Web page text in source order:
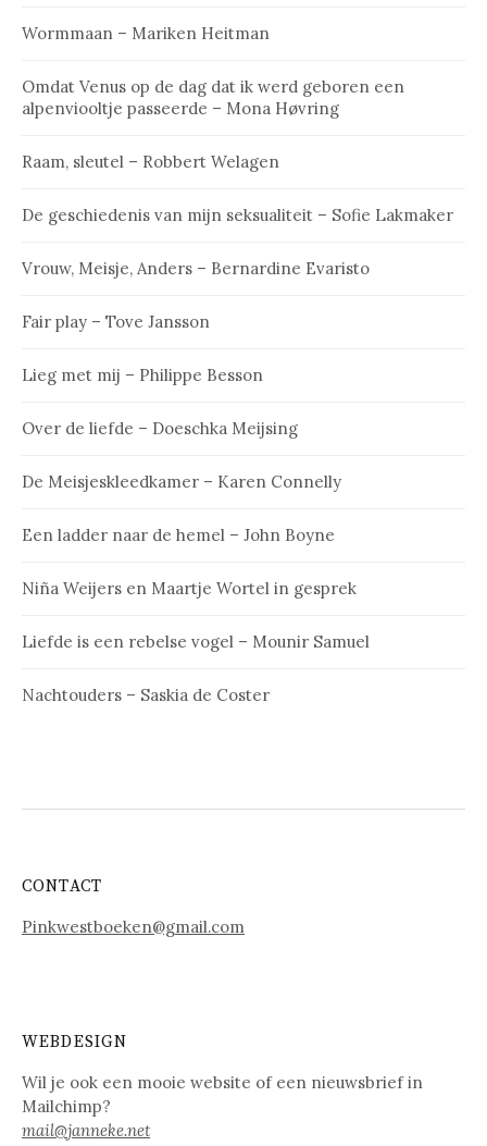
Wormmaan – Mariken Heitman
Omdat Venus op de dag dat ik werd geboren een
alpenviooltje passeerde – Mona Høvring
Raam, sleutel – Robbert Welagen
De geschiedenis van mijn seksualiteit – Sofie Lakmaker
Vrouw, Meisje, Anders – Bernardine Evaristo
Fair play – Tove Jansson
Lieg met mij – Philippe Besson
Over de liefde – Doeschka Meijsing
De Meisjeskleedkamer – Karen Connelly
Een ladder naar de hemel – John Boyne
Niña Weijers en Maartje Wortel in gesprek
Liefde is een rebelse vogel – Mounir Samuel
Nachtouders – Saskia de Coster
CONTACT
Pinkwestboeken@gmail.com
WEBDESIGN
Wil je ook een mooie website of een nieuwsbrief in
Mailchimp?
mail@janneke.net